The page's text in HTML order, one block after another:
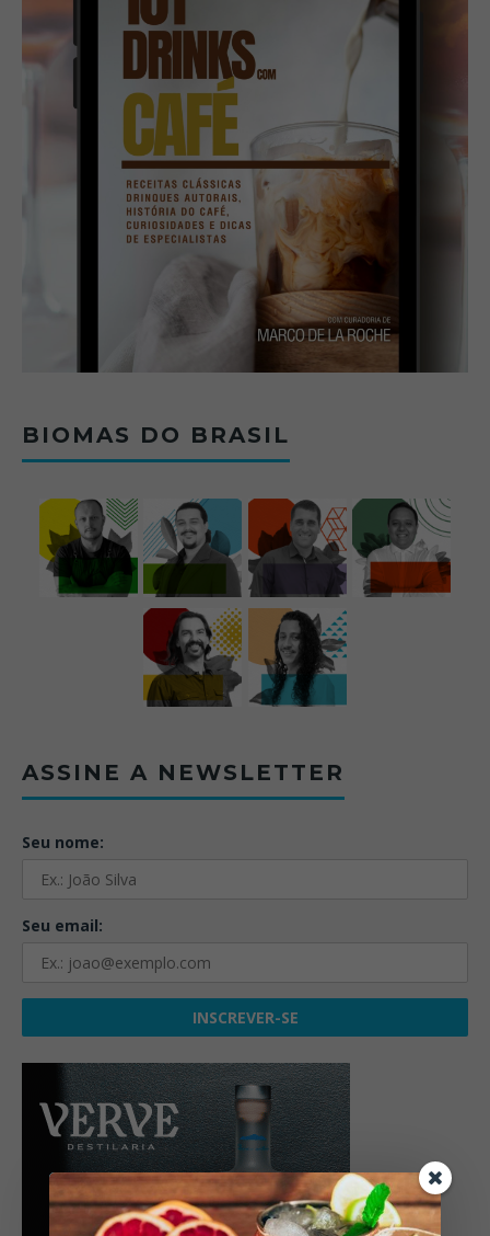
BIOMAS DO BRASIL
ASSINE A NEWSLETTER
Seu nome:
Seu email: